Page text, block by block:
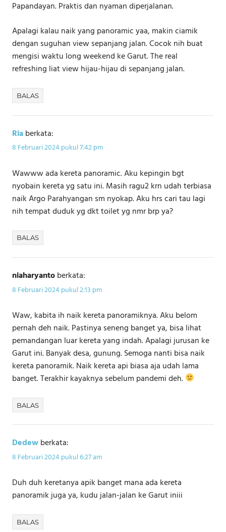
Papandayan. Praktis dan nyaman diperjalanan.
Apalagi kalau naik yang panoramic yaa, makin ciamik
dengan suguhan view sepanjang jalan. Cocok nih buat
mengisi waktu long weekend ke Garut. The real
refreshing liat view hijau-hijau di sepanjang jalan.
BALAS
Riaberkata:
8 Februari 2024 pukul 7:42 pm
Wawww ada kereta panoramic. Aku kepingin bgt
nyobain kereta yg satu ini. Masih ragu2 krn udah terbiasa
naik Argo Parahyangan sm nyokap. Aku hrs cari tau lagi
nih tempat duduk yg dkt toilet yg nmr brp ya?
BALAS
niaharyantoberkata:
8 Februari 2024 pukul 2:13 pm
Waw, kabita ih naik kereta panoramiknya. Aku belom
pernah deh naik. Pastinya seneng banget ya, bisa lihat
pemandangan luar kereta yang indah. Apalagi jurusan ke
Garut ini. Banyak desa, gunung. Semoga nanti bisa naik
kereta panoramik. Naik kereta api biasa aja udah lama
banget. Terakhir kayaknya sebelum pandemi deh.
BALAS
Dedewberkata:
8 Februari 2024 pukul 6:27 am
Duh duh keretanya apik banget mana ada kereta
panoramik juga ya, kudu jalan-jalan ke Garut iniii
BALAS